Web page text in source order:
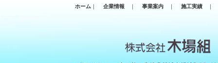
ホーム ｜ 企業情報 ｜ 事業案内 ｜ 施工実績 ｜